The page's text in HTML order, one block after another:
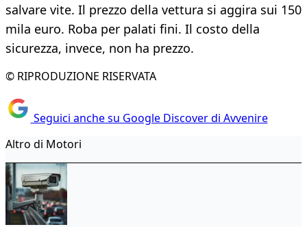
salvare vite. Il prezzo della vettura si aggira sui 150
mila euro. Roba per palati fini. Il costo della
sicurezza, invece, non ha prezzo.
© RIPRODUZIONE RISERVATA
Seguici anche su Google Discover di Avvenire
Altro di Motori